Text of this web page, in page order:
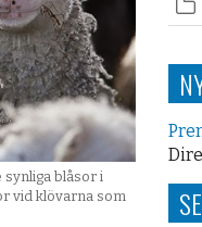
blåsor i
vid klövarna som